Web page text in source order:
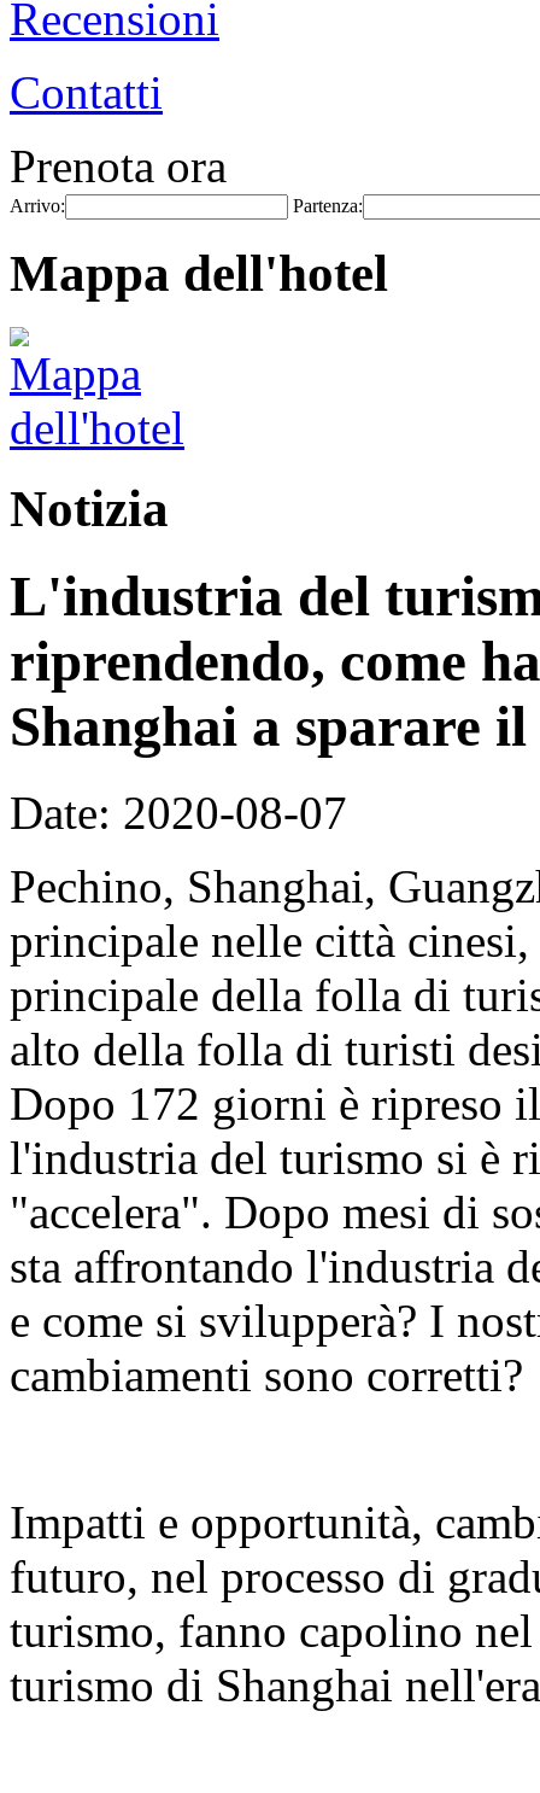
Recensioni
Contatti
Prenota ora
Arrivo: Partenza:
Mappa dell'hotel
Notizia
L'industria del
riprendendo, come
Shanghai a sparare
Date: 2020-08-07
Pechino, Shanghai,
principale nelle città
principale della folla di
alto della folla di turisti
Dopo 172 giorni è ripreso
l'industria del turismo si è
"accelera". Dopo mesi di
sta affrontando l'industria
e come si svilupperà? I
cambiamenti sono corretti?
Impatti e opportunità,
futuro, nel processo di
turismo, fanno capolino
turismo di Shanghai